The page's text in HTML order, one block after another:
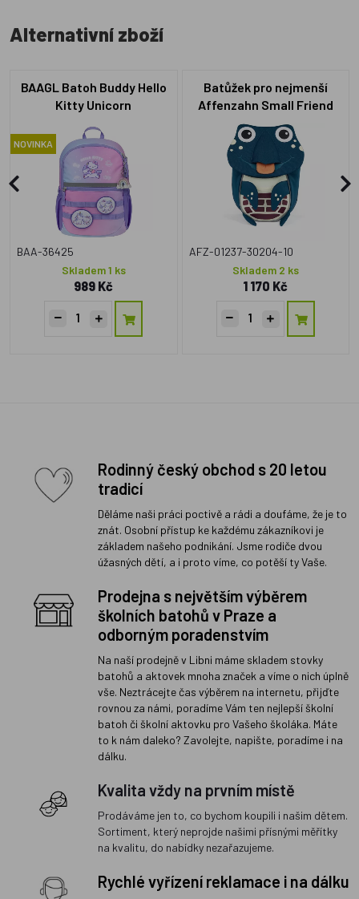
Alternativní zboží
BAAGL Batoh Buddy Hello
Kitty Unicorn
NOVINKA
BAA-36425
Skladem 1 ks
989 Kč
Batůžek pro nejmenší
Affenzahn Small Friend
Turtle modrý
AFZ-01237-30204-10
Skladem 2 ks
1 170 Kč
Rodinný český obchod s 20 letou
tradicí
Děláme naši práci poctivě a rádi a doufáme, že je to
znát. Osobní přístup ke každému zákazníkovi je
základem našeho podnikání. Jsme rodiče dvou
úžasných dětí, a i proto víme, co potěší ty Vaše.
Prodejna s největším výběrem
školních batohů v Praze a
odborným poradenstvím
Na naší prodejně v Libni máme skladem stovky
batohů a aktovek mnoha značek a víme o nich úplně
vše. Neztrácejte čas výběrem na internetu, přijďte
rovnou za námi, poradíme Vám ten nejlepší školní
batoh či školní aktovku pro Vašeho školáka. Máte
to k nám daleko? Zavolejte, napište, poradíme i na
dálku.
Kvalita vždy na prvním místě
Prodáváme jen to, co bychom koupili i našim dětem.
Sortiment, který neprojde našimi přísnými měřítky
na kvalitu, do nabídky nezařazujeme.
Rychlé vyřízení reklamace i na dálku